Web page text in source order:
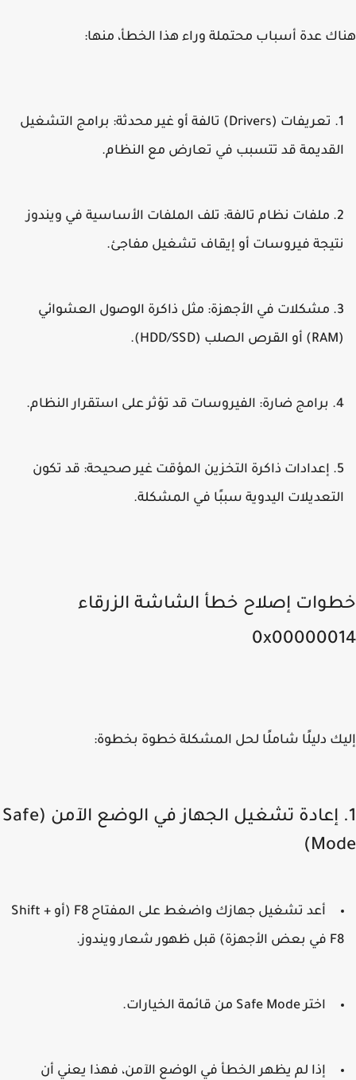
عدة أسباب محتملة وراء هذا الخطأ، منها:
تعريفات (Drivers) تالفة أو غير محدثة
: برامج التشغيل
قد تتسبب في تعارض مع النظام.
ملفات نظام تالفة: تلف الملفات الأساسية في ويندوز
فيروسات أو إيقاف تشغيل مفاجئ.
مشكلات في الأجهزة: مثل ذاكرة الوصول العشوائي
برامج ضارة: الفيروسات قد تؤثر على استقرار النظام.
إعدادات ذاكرة التخزين المؤقت غير صحيحة: قد تكون
اليدوية سببًا في المشكلة.
إصلاح خطأ الشاشة الزرقاء
دليلًا شاملًا لحل المشكلة خطوة بخطوة:
1. إعادة تشغيل الجهاز في الوضع الآمن (Safe
أعد تشغيل جهازك واضغط على المفتاحF8
(أو Shift +
اخترSafe Modeمن قائمة الخيارات.
إذا لم يظهر الخطأ في الوضع الآمن، فهذا يعني أن